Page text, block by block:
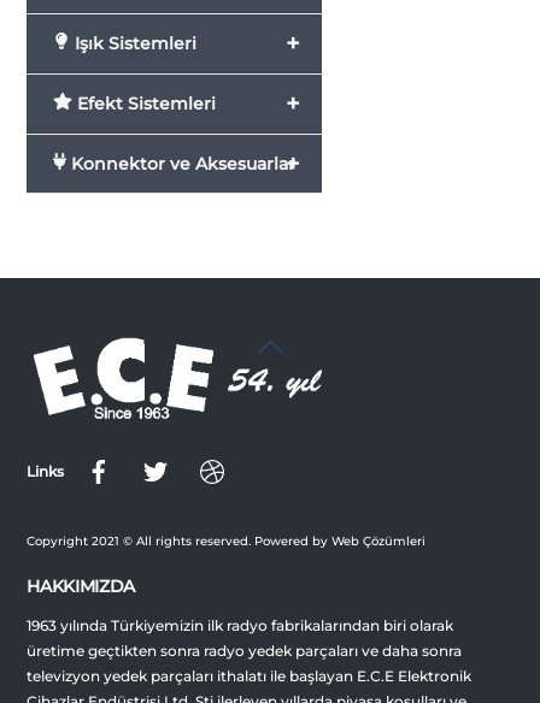
+
Işık Sistemleri
+
Efekt Sistemleri
+
Konnektor ve Aksesuarlar
Back
Top
Links
Copyright 2021 © All rights reserved. Powered by Web Çözümleri
HAKKIMIZDA
1963 yılında Türkiyemizin ilk radyo fabrikalarından biri olarak
üretime geçtikten sonra radyo yedek parçaları ve daha sonra
televizyon yedek parçaları ithalatı ile başlayan E.C.E Elektronik